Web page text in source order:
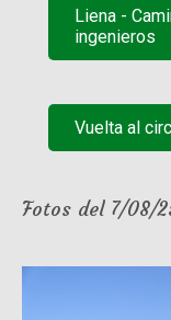
Liena -
ingenieros
Vuelta al
Fotos del 7/08/